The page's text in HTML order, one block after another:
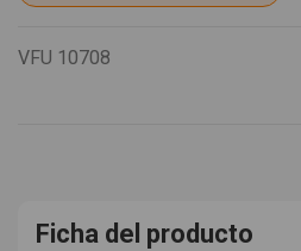
VFU 10708
Ficha del producto